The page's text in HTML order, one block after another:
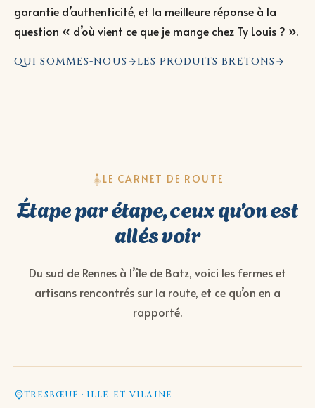
garantie d’authenticité, et la meilleure réponse à la
question « d’où vient ce que je mange chez Ty Louis ? ».
QUI SOMMES-NOUS LES PRODUITS BRETONS
LE CARNET DE ROUTE
Étape par étape, ceux qu’on est
allés voir
Du sud de Rennes à l’île de Batz, voici les fermes et
artisans rencontrés sur la route, et ce qu’on en a
rapporté.
TRESBŒUF · ILLE-ET-VILAINE